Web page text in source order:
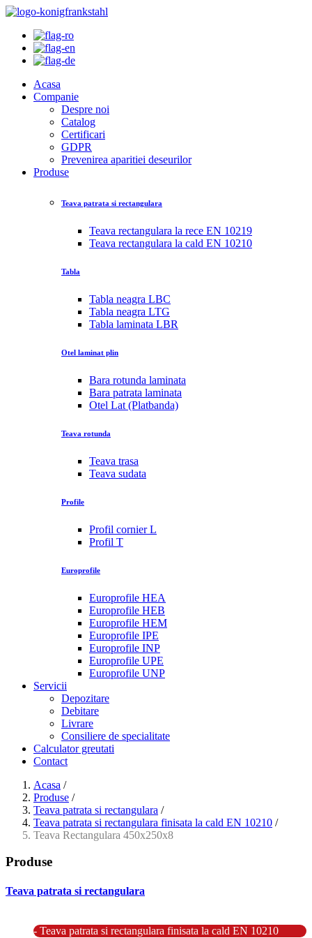
Acasa
Companie
Despre noi
Catalog
Certificari
GDPR
Prevenirea aparitiei deseurilor
Produse
Teava patrata si rectangulara
Teava rectangulara la rece EN 10219
Teava rectangulara la cald EN 10210
Tabla
Tabla neagra LBC
Tabla neagra LTG
Tabla laminata LBR
Otel laminat plin
Bara rotunda laminata
Bara patrata laminata
Otel Lat (Platbanda)
Teava rotunda
Teava trasa
Teava sudata
Profile
Profil cornier L
Profil T
Europrofile
Europrofile HEA
Europrofile HEB
Europrofile HEM
Europrofile IPE
Europrofile INP
Europrofile UPE
Europrofile UNP
Servicii
Depozitare
Debitare
Livrare
Consiliere de specialitate
Calculator greutati
Contact
Acasa /
Produse /
Teava patrata si rectangulara /
Teava patrata si rectangulara finisata la cald EN 10210 /
Teava Rectangulara 450x250x8
Produse
Teava patrata si rectangulara
- Teava patrata si rectangulara finisata la cald EN 10210